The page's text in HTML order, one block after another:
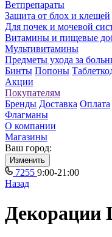
Ветпрепараты
Защита от блох и клещей
Для почек и мочевой
Витамины и пищевые
Мультивитамины
Предметы ухода за
Бинты Попоны
Акции
Покупателям
Бренды Доставка Оплата
Флагманы
О компании
Магазины
Ваш город:
Изменить
7255 9:00-21:00
Назад
Декорации